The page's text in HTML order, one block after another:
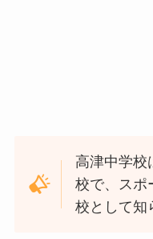
高津中学校
校で、スポ
校として知